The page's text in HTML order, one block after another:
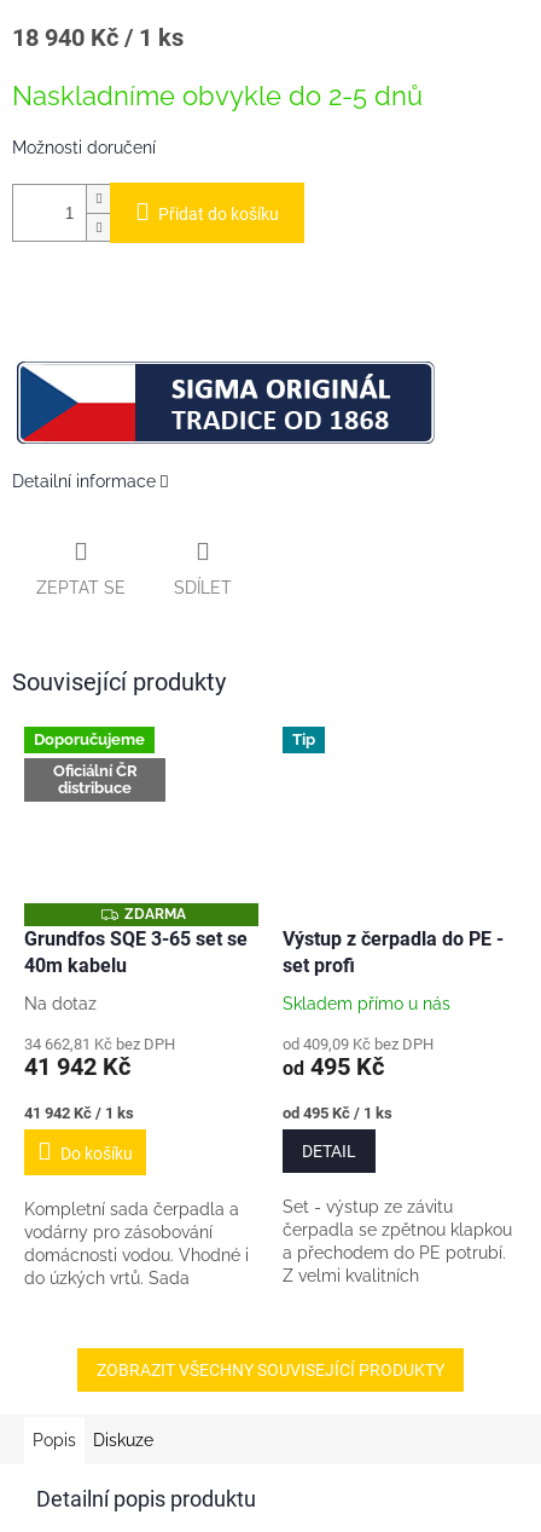
Měrná
18 940 Kč / 1 ks
Naskladníme obvykle do 2-5 dnů
Možnosti doručení
Přidat do košíku
Detailní informace
ZEPTAT SE SDÍLET
Související produkty
Doporučujeme
Oficiální ČR
distribuce
Z
D
A
R
ZDARMA
Grundfos SQE 3-65 set se
40m kabelu
Na dotaz
34 662,81 Kč bez DPH
41 942 Kč
Měrná
cena:
41 942 Kč / 1 ks
Do košíku
Kompletní sada čerpadla a
vodárny pro zásobování
domácnosti vodou. Vhodné i
do úzkých vrtů. Sada
elektronickouregulaci na
konstantní...
Tip
Výstup z čerpadla do PE -
set profi
Skladem přímo u nás
od 409,09 Kč bez DPH
od 495 Kč
Měrná
cena:
od 495 Kč / 1 ks
DETAIL
Set - výstup ze závitu
čerpadla se zpětnou klapkou
a přechodem do PE potrubí.
Z velmi kvalitních
klapky profi - Itap EUROPA...
ZOBRAZIT VŠECHNY SOUVISEJÍCÍ PRODUKTY
Popis Diskuze
Detailní popis produktu